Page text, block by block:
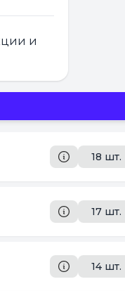
и
18 шт.
17 шт.
14 шт.